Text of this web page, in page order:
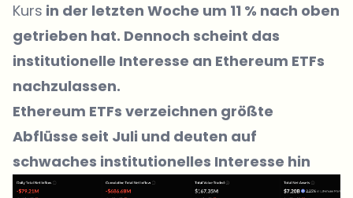
Kurs in der letzten Woche um 11 % nach oben
getrieben hat. Dennoch scheint das
institutionelle Interesse an Ethereum ETFs
nachzulassen.
Ethereum ETFs verzeichnen größte
Abflüsse seit Juli und deuten auf
schwaches institutionelles Interesse hin